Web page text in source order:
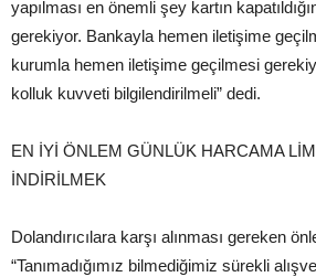
yapılması en önemli şey kartın
gerekiyor. Bankayla hemen iletişime
kurumla hemen iletişime geçilmesi
kolluk kuvveti bilgilendirilmeli” dedi.
EN İYİ ÖNLEM GÜNLÜK HARCAMA
İNDİRİLMEK
Dolandırıcılara karşı alınması gereken
“Tanımadığımız bilmediğimiz sürekli